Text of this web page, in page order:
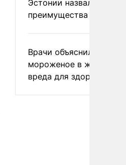
Эстонии назвала
преимущества России
Врачи объяснили, как
мороженое в жару без
вреда для здоровья